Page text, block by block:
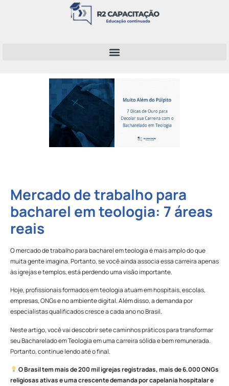
Mercado de trabalho para
bacharel em teologia: 7 áreas
reais
O mercado de trabalho para bacharel em teologia é mais amplo do que
muita gente imagina. Portanto, se você ainda associa essa carreira apenas
às igrejas e templos, está perdendo uma visão importante.
Hoje, profissionais formados em teologia atuam em hospitais, escolas,
empresas, ONGs e no ambiente digital. Além disso, a demanda por
especialistas qualificados cresce a cada ano no Brasil.
Neste artigo, você vai descobrir sete caminhos práticos para transformar
seu Bacharelado em Teologia em uma carreira sólida e bem remunerada.
Portanto, continue lendo até o final.
O Brasil tem mais de 200 mil igrejas registradas, mais de 6.000 ONGs
religiosas ativas e uma crescente demanda por capelania hospitalar e